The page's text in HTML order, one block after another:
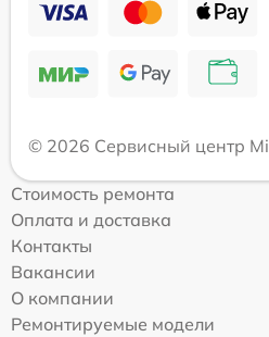
© 2026 Сервисный центр
Стоимость ремонта
Оплата и доставка
Контакты
Вакансии
О компании
Ремонтируемые модели